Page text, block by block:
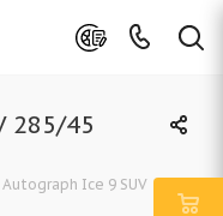
285/45
Autograph Ice 9 SUV -